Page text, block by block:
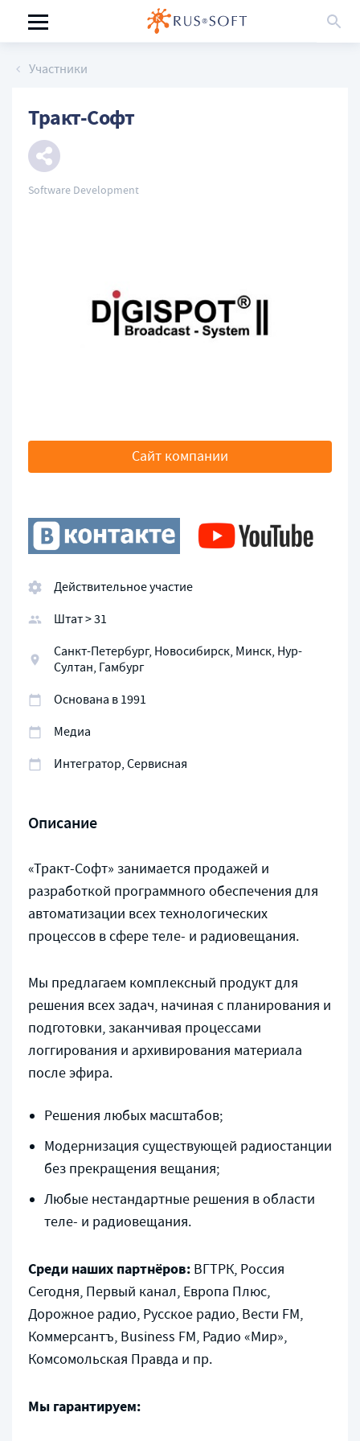
Участники
Тракт-Софт
Software Development
Сайт компании
Действительное участие
Штат > 31
Санкт-Петербург, Новосибирск, Минск, Нур-
Султан, Гамбург
Основана в 1991
Медиа
Интегратор, Сервисная
Описание
«Тракт-Софт» занимается продажей и
разработкой программного обеспечения для
автоматизации всех технологических
процессов в сфере теле- и радиовещания.
Мы предлагаем комплексный продукт для
решения всех задач, начиная с планирования и
подготовки, заканчивая процессами
логгирования и архивирования материала
после эфира.
Решения любых масштабов;
Модернизация существующей радиостанции
без прекращения вещания;
Любые нестандартные решения в области
теле- и радиовещания.
Среди наших партнёров: ВГТРК, Россия
Сегодня, Первый канал, Европа Плюс,
Дорожное радио, Русское радио, Вести FM,
Коммерсантъ, Business FM, Радио «Мир»,
Комсомольская Правда и пр.
Мы гарантируем: